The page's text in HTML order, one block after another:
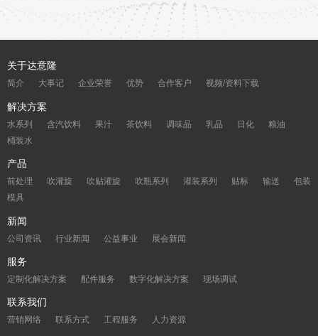
关于达意隆
简介 大事记 企业荣誉 优势 合作客户 视频/资料下载
解决方案
水系列 含汽饮料 果汁 茶饮料 调味品 乳品 日化
粮油
桶装水
产品
前处理 吹灌旋 吹贴灌旋 吹瓶系列 灌装系列 贴标 输送
包装
模具
新闻
公司资讯 行业新闻 公益事业 展会新闻
服务
定制化解决方案 配件服务 数字化解决方案 现场调试
联系我们
营销网络 联系方式 工程服务 人力资源